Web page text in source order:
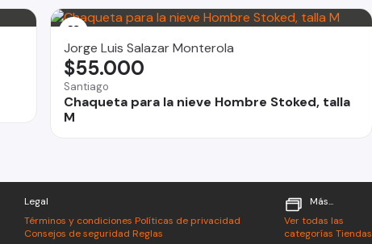
Jorge Luis Salazar Monterola
Santiago
Chaqueta para la nieve Hombre Stoked, talla
M
$55.000
Legal
Términos y condiciones Políticas de privacidad
Consejos de seguridad Reglas
Más...
Ver todas las
categorías Tiendas